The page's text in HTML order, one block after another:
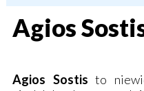
Agios
Agios Sostis to